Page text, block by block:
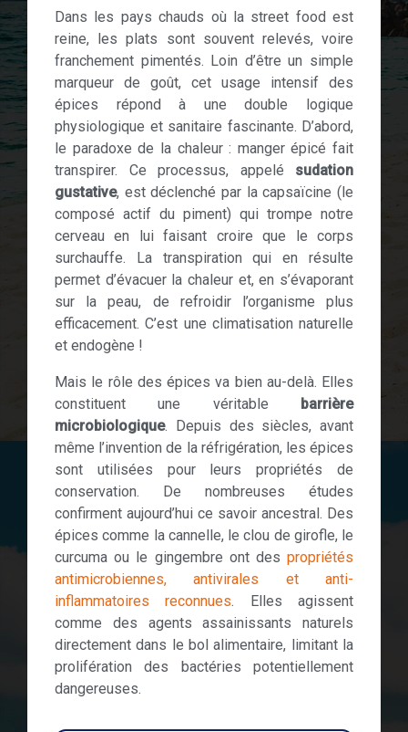
Dans les pays chauds où la street food est
reine, les plats sont souvent relevés, voire
franchement pimentés. Loin d’être un simple
marqueur de goût, cet usage intensif des
épices répond à une double logique
physiologique et sanitaire fascinante. D’abord,
le paradoxe de la chaleur : manger épicé fait
transpirer. Ce processus, appelé sudation
gustative, est déclenché par la capsaïcine (le
composé actif du piment) qui trompe notre
cerveau en lui faisant croire que le corps
surchauffe. La transpiration qui en résulte
permet d’évacuer la chaleur et, en s’évaporant
sur la peau, de refroidir l’organisme plus
efficacement. C’est une climatisation naturelle
et endogène !
Mais le rôle des épices va bien au-delà. Elles
constituent une véritable barrière
microbiologique. Depuis des siècles, avant
même l’invention de la réfrigération, les épices
sont utilisées pour leurs propriétés de
conservation. De nombreuses études
confirment aujourd’hui ce savoir ancestral. Des
épices comme la cannelle, le clou de girofle, le
curcuma ou le gingembre ont des propriétés
antimicrobiennes, antivirales et anti-
inflammatoires reconnues. Elles agissent
comme des agents assainissants naturels
directement dans le bol alimentaire, limitant la
prolifération des bactéries potentiellement
dangereuses.